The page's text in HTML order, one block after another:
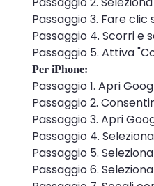
Passaggio 3. Fare
Passaggio 4. Scorri e
Passaggio 5. Attiva
Per iPhone:
Passaggio 1. Apri
Passaggio 2.
Passaggio 3. Apri
Passaggio 4.
Passaggio 5.
Passaggio 6.